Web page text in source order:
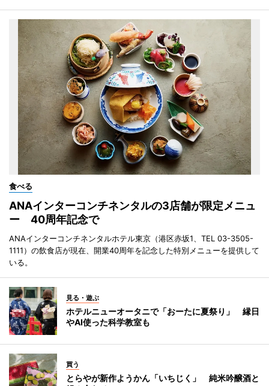
食べる
ANAインターコンチネンタルの3店舗が限定メニュ
ー 40周年記念で
ANAインターコンチネンタルホテル東京（港区赤坂1、TEL 03-3505-
1111）の飲食店が現在、開業40周年を記念した特別メニューを提供して
いる。
見る・遊ぶ
ホテルニューオータニで「おーたに夏祭り」 縁日
やAI使った科学教室も
買う
とらやが新作ようかん「いちじく」 純米吟醸酒と